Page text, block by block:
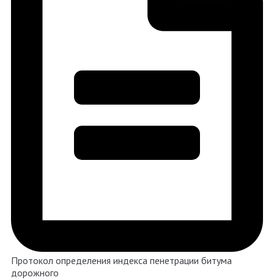
Протокол определения индекса пенетрации битума
дорожного